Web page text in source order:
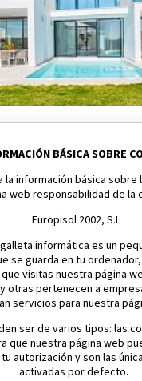
Área:202 M2
BÁSICA SOBRE
la información básica sobre
web responsabilidad de la
Europisol 2002, S.L
informática es un
se guarda en tu
visitas nuestra página
otras pertenecen a
servicios para nuestra
ser de varios tipos: las
que nuestra página web
autorización y son las
activadas por defecto. .